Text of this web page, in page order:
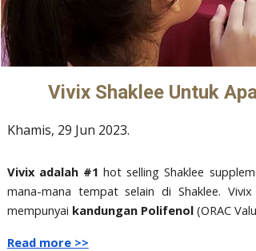
Vivix Shaklee Untuk
Khamis, 29 Jun 2023.
Vivix adalah #1 hot selling Shaklee
mana-mana tempat selain di Shaklee.
mempunyai kandungan Polifenol(ORAC
Read more >>